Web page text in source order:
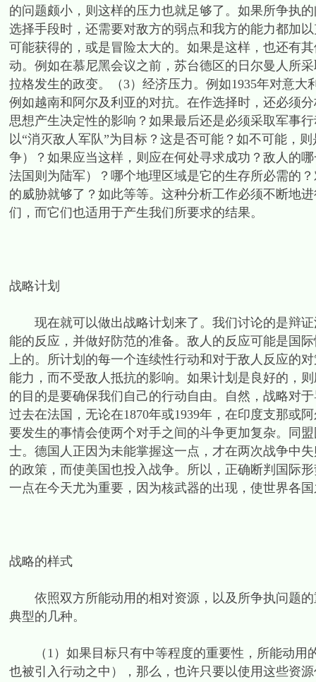
的问题颇小，则这样的压力也就足够了。如果所争执
选择手段时，还需要对敌方的弱点和我方的能力都加
可能获得的，或是冒险太大的。如果是这样，也还有
动。例如在慕尼黑会议之前，苏台德区的日尔曼人所
拉格发生的政变。（3）经济压力。例如1935年对意
例如越南和阿尔及利亚的对抗。在作选择时，还必须
思想产生决定性的影响？如果最后还是必须采取军事
以“消灭敌人军队”为目标？这是否可能？如不可能，
争）？如果应当这样，则应在何处寻求成功？敌人的
法国则为陆军）？哪个地理区域是它的生存所必需的
的威胁就够了？如此等等。这种分析工作必须不断地
们，而它们也适用于产生我们所要求的结果。
战略计划
现在就可以做出战略计划来了。我们讨论的是辩证
能的反应，并做好防范的准备。敌人的反应可能是国
上的。所计划的每一个连续性行动和对于敌人反应的
能力，而不受敌人抵抗的影响。如果计划是良好的，
的目的是要确保我们自己的行动自由。自然，战略
过去在法国，无论在1870年或1939年，在印度支那或
要发生的事情会使两个对手之间的斗争更加复杂。同
士。德国人正因为未能掌握这一点，才在两次战争中
的政策，而使美国也投入战争。所以，正确断判国际
一点在今天尤为重要，因为核武器的出现，使世界各
战略的样式
依照双方所能动用的相对资源，以及所争执问题的
典型的几种。
（1）如果目标只有中等程度的重要性，所能动用
也被引入行动之中），那么，也许只要以使用这些资